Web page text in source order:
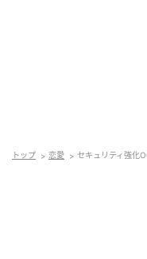
トップ 恋愛 セキュリティ強化